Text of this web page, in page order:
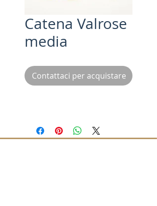
Catena Valrose
media
Contattaci per acquistare